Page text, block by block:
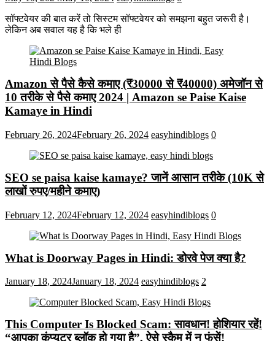
सॉफ्टवेयर की बात करें तो सिस्टम सॉफ्टवेयर को समझना बहुत जरूरी है।
लेकिन अब सवाल यह है कि भले ही
Amazon से पैसे कैसे कमाए (₹30000 से ₹40000) अमेजॉन से
10 तरीके से पैसे कमाए 2024 | Amazon se Paise Kaise
Kamaye in Hindi
February 26, 2024February 26, 2024 easyhindiblogs 0
SEO se paisa kaise kamaye? जानें आसान तरीके (10K से
लाखों रुपए/महीने कमाए)
February 12, 2024February 12, 2024 easyhindiblogs 0
What is Doorway Pages in Hindi: डोरवे पेज क्या है?
January 18, 2024January 18, 2024 easyhindiblogs 2
This Computer Is Blocked Scam: सावधान! होशियार रहें!
“आपका कंप्यूटर ब्लॉक हो गया है”, ऐसे स्कैम में न फंसें!